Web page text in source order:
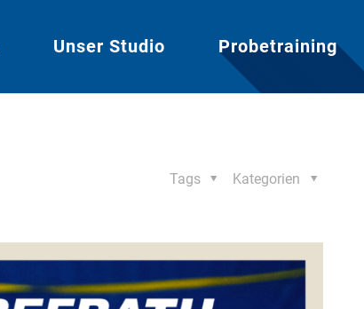
Unser Studio Probetraining
Kategorien
Tags